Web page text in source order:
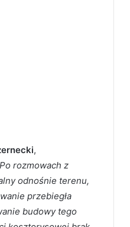
,
Po rozmowach z
odnośnie terenu,
przebiegła
budowy tego